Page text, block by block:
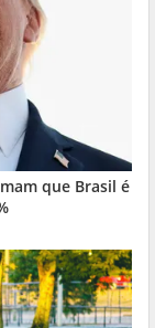
que Brasil é